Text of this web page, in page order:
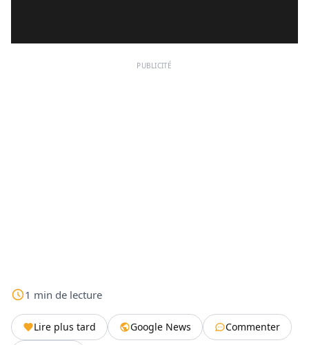
PUBLICITÉ
1 min de lecture
Lire plus tard Google News
Commenter